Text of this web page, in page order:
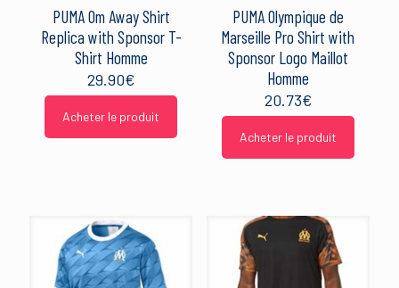
PUMA Om Away Shirt
Replica with Sponsor T-
Shirt Homme
29.90€
Acheter le produit
PUMA Olympique de
Marseille Pro Shirt with
Sponsor Logo Maillot
Homme
20.73€
Acheter le produit